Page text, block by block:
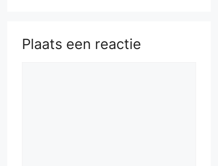
Plaats een reactie